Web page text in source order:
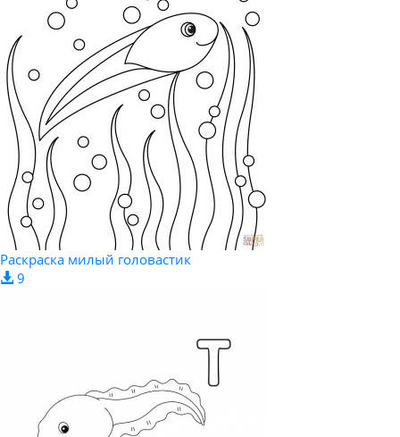
Раскраска милый головастик
9